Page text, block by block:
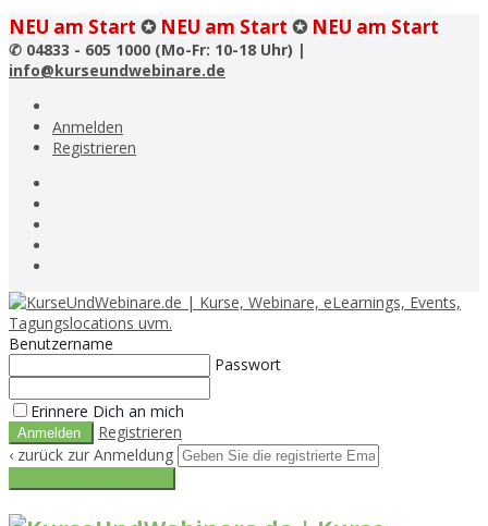
NEU am Start ✪ NEU am Start ✪ NEU am Start
✆ 04833 - 605 1000 (Mo-Fr: 10-18 Uhr) |
info@kurseundwebinare.de
Anmelden
Registrieren
Benutzername
Passwort
Erinnere Dich an mich
Registrieren
‹ zurück zur Anmeldung